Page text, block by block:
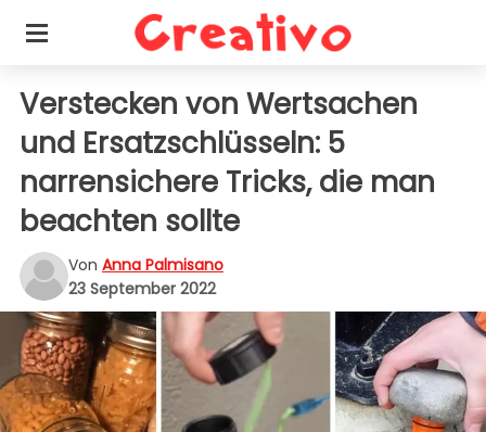
Verstecken von Wertsachen
und Ersatzschlüsseln: 5
narrensichere Tricks, die man
beachten sollte
Von Anna Palmisano
23 September 2022